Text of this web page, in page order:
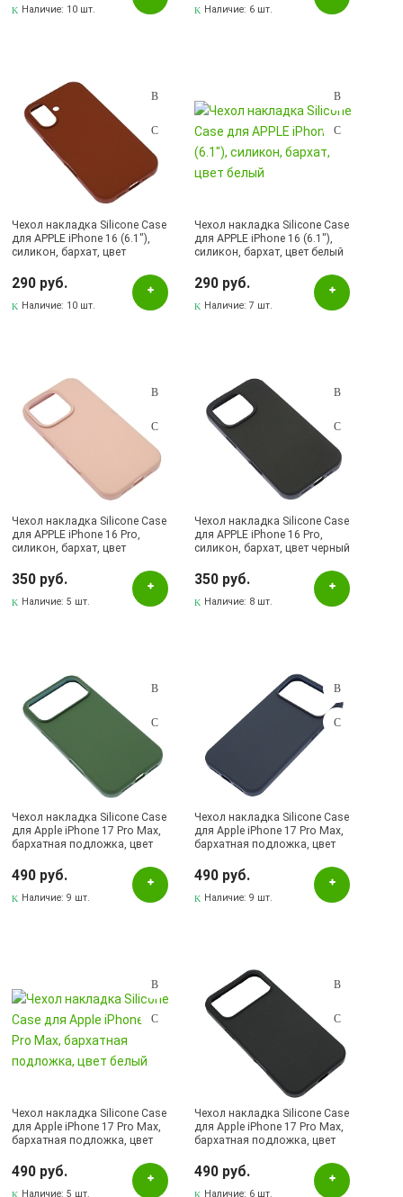
HDD UNIQUE
HOCO
JOKADE
KAKUSIGA
KF
KINGKONG
KOOSDA
KWI-NI
NFOCO
NICE
NoName
PITAKA
Revole Mix
SHockprOOF
Silicone Case
Tsyki
VEASON
VICTORIA
W'ELEMENT
Weva
Азнакаево, ул. Ленина, 21
Альметьевск, ул.Ленина, 132, ТЦ ЛЕНТА
Бавлы, ул.Пионерская, 11
Бугульма, ул.Ленина, 2Б, ТД ТЕХНОПОЛИС
Бугульма, ул.М.Джалиля, 7, ЦУМ
Бугульма, ул.Советская, 82
Наличие: 10 шт. Наличие: 6 шт.
Чехол накладка Silicone Case
для APPLE iPhone 16 (6.1"),
силикон, бархат, цвет
290 руб.
Наличие: 10 шт.
Чехол накладка Silicone Case
для APPLE iPhone 16 (6.1"),
силикон, бархат, цвет белый
290 руб.
Наличие:7 шт.
Чехол накладка Silicone Case
для APPLE iPhone 16 Pro,
силикон, бархат, цвет
350 руб.
Наличие:5 шт.
Чехол накладка Silicone Case
для APPLE iPhone 16 Pro,
силикон, бархат, цвет черный
350 руб.
Наличие: 8 шт.
Чехол накладка Silicone Case
для Apple iPhone 17 Pro Max,
бархатная подложка, цвет
490 руб.
Наличие:9 шт.
Чехол накладка Silicone Case
для Apple iPhone 17 Pro Max,
бархатная подложка, цвет
490 руб.
Наличие:9 шт.
Чехол накладка Silicone Case
для Apple iPhone 17 Pro Max,
бархатная подложка, цвет
490 руб.
Наличие:5 шт.
Чехол накладка Silicone Case
для Apple iPhone 17 Pro Max,
бархатная подложка, цвет
490 руб.
Наличие: 6 шт.